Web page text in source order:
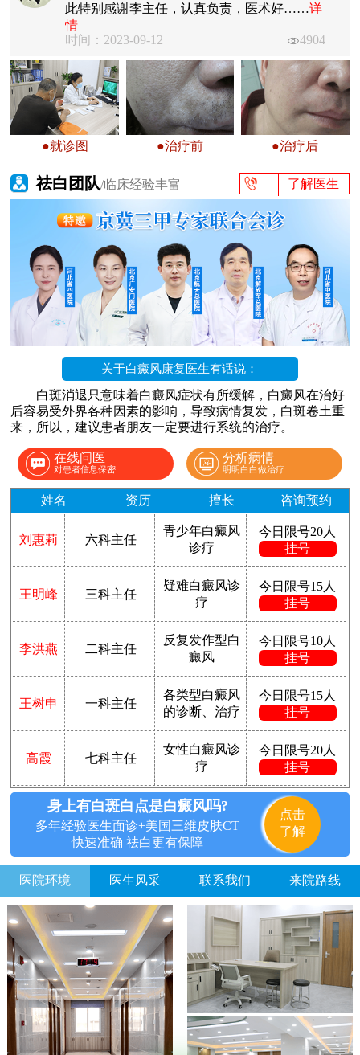
此特别感谢李主任，认真负责，医术好……详
情
时间：2023-09-12
4904
●就诊图 ●治疗前 ●治疗后
祛白团队/临床经验丰富 了解医生
关于白癜风康复医生有话说：
白斑消退只意味着白癜风症状有所缓解，白癜风在治好
后容易受外界各种因素的影响，导致病情复发，白斑卷土重
来，所以，建议患者朋友一定要进行系统的治疗。
在线问医
对患者信息保密
分析病情
明明白白做治疗
姓名 资历 擅长 咨询预约
刘惠莉 六科主任
青少年白癜风
诊疗
今日限号20人
挂号
王明峰 三科主任
疑难白癜风诊
疗
今日限号15人
挂号
李洪燕 二科主任
反复发作型白
癜风
今日限号10人
挂号
王树申 一科主任
各类型白癜风
的诊断、治疗
今日限号15人
挂号
高霞 七科主任
女性白癜风诊
疗
今日限号20人
挂号
身上有白斑白点是白癜风吗?
多年经验医生面诊+美国三维皮肤CT
快速准确 祛白更有保障
点击
了解
医院环境 医生风采 联系我们 来院路线
方便说下您的白癜风症状？